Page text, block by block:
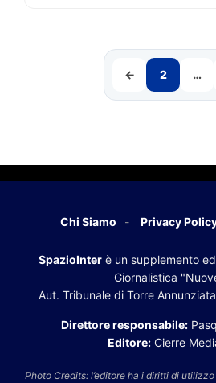
← 2 …
Chi Siamo Privacy
SpazioInter è un supplemento
Giornalistica
Aut. Tribunale di Torre
Direttore responsabile:
Editore: Cierre
Photo Credits: l’editore ha i diritti di